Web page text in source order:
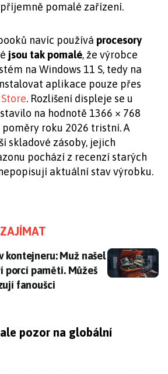
pomalé zařízení.
navíc používá procesory
jsou tak pomalé, že výrobce
na Windows 11 S, tedy na
aplikace pouze přes
. Rozlišení displeje se u
na hodnotě 1366 × 768
roku 2026 tristní. A
skladové zásoby, jejich
pochází z recenzí starých
aktuální stav výrobku.
kontejneru: Muž našel starý
kontejneru: Muž našel
porcí paměti. Můžeš
fanoušci
pozor na globální